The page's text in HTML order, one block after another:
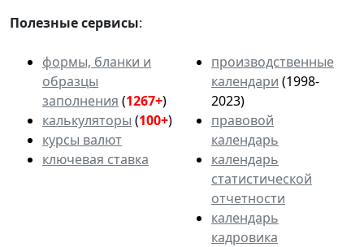
Полезные сервисы:
формы, бланки и
образцы
заполнения (1267+)
калькуляторы (100+)
курсы валют
ключевая ставка
производственные
календари (1998-
2023)
правовой
календарь
календарь
статистической
отчетности
календарь
кадровика